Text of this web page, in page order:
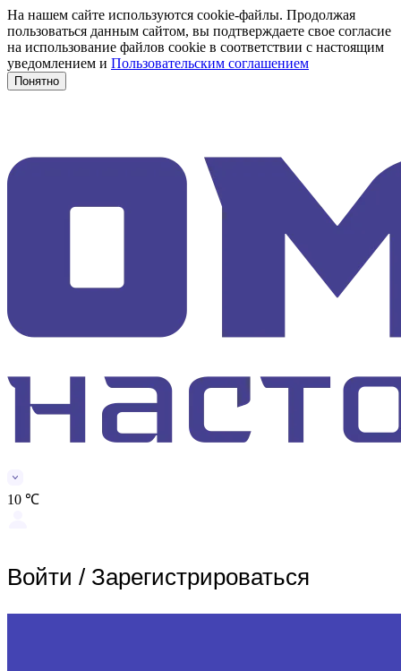
На нашем сайте используются cookie-файлы. Продолжая
пользоваться данным сайтом, вы подтверждаете свое согласие
на использование файлов cookie в соответствии с настоящим
уведомлением и Пользовательским соглашением
Понятно
10 ℃
Войти / Зарегистрироваться